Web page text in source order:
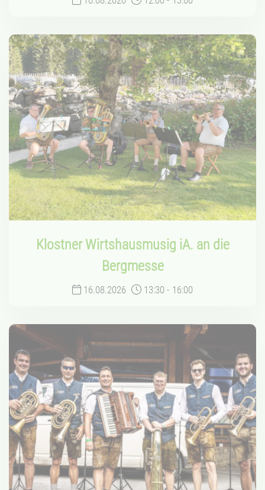
Klostner Wirtshausmusig iA. an die
Bergmesse
16.08.2026 13:30 - 16:00